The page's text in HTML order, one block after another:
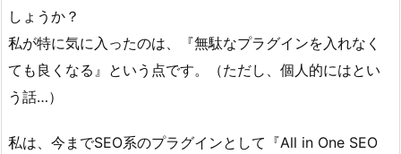
しょうか？
私が特に気に入ったのは、『無駄なプラグインを入れなく
ても良くなる』という点です。（ただし、個人的にはとい
う話…）
私は、今までSEO系のプラグインとして『All in One SEO